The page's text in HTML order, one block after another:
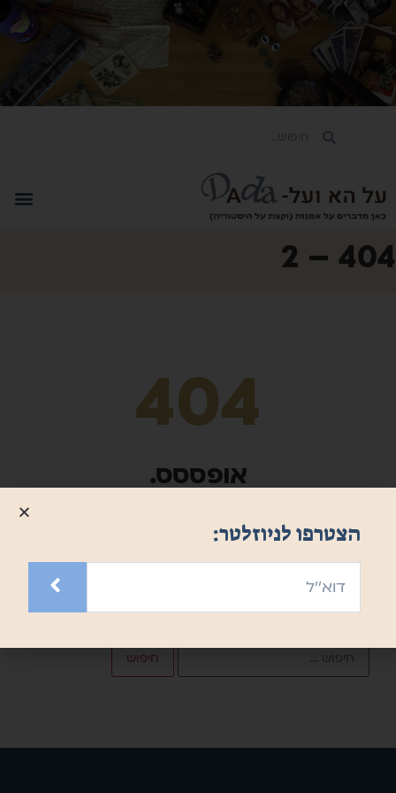
404 – 2
404
אופססס.
הדף שחיפשת לא נמצא.
אתה יכול לנווט בתפריט שלנו או להשתמש בשדה החיפוש הבא:
הצטרפו לניוזלטר: